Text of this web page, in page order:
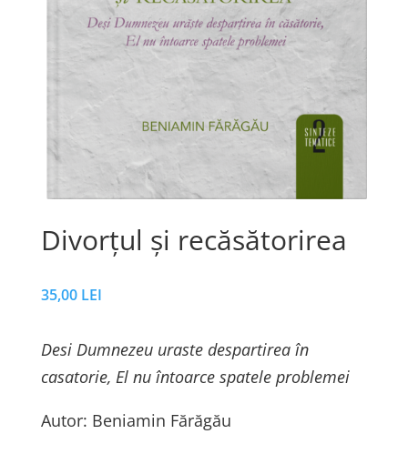
Divorțul și recăsătorirea
35,00 LEI
Desi Dumnezeu uraste despartirea în
casatorie, El nu întoarce spatele problemei
Autor: Beniamin Fărăgău